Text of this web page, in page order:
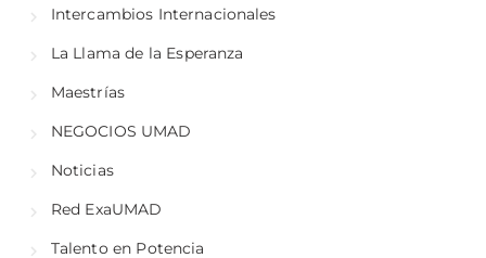
Intercambios Internacionales
La Llama de la Esperanza
Maestrías
NEGOCIOS UMAD
Noticias
Red ExaUMAD
Talento en Potencia